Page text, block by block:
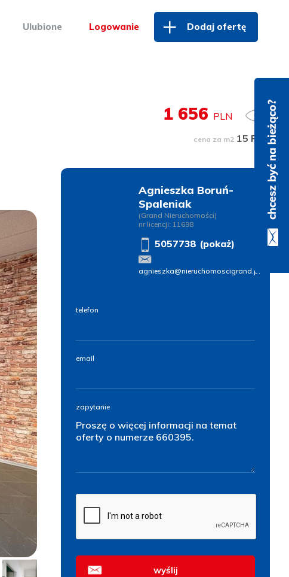
Ulubione Logowanie Dodaj ofertę
1 656 PLN
cena za m2 15 PLN
Agnieszka Boruń-
Spaleniak
(Grand Nieruchomości)
nr licencji: 11698
5057738 (pokaż)
agnieszka@nieruchomoscigrand.pl
telefon
email
zapytanie